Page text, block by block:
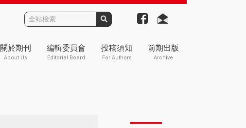
關於期刊
About Us
編輯委員會
Editorial Board
投稿須知
For Authors
前期出版
Archive